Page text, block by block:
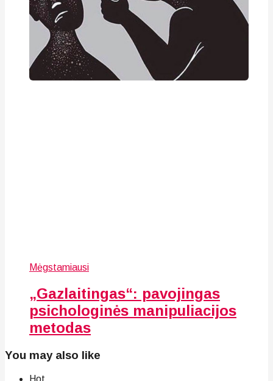
Mėgstamiausi
„Gazlaitingas“: pavojingas
psichologinės manipuliacijos
metodas
You may also like
Hot